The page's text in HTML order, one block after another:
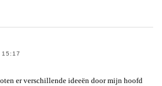
15:17
er verschillende ideeën door mijn hoofd